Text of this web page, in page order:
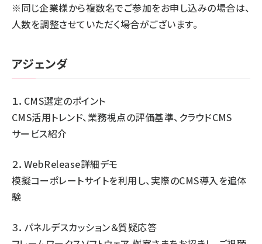
※同じ企業様から複数名でご参加をお申し込みの場合は、
人数を調整させていただく場合がございます。
アジェンダ
１．CMS選定のポイント
CMS活用トレンド、業務視点の評価基準、クラウドCMS
サービス紹介
２．WebRelease詳細デモ
模擬コーポレートサイトを利用し、実際のCMS導入を追体
験
３．パネルデスカッション＆質疑応答